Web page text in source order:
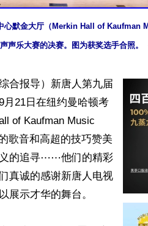
心默金大厅（Merkin Hall of Kaufman
声乐大赛的决赛。图为获奖选手合照。
合报导）新唐人第九届
21日在纽约曼哈顿考
of Kaufman Music
歌音和高超的技巧赞美
义的追寻⋯⋯他们的精彩
真诚的感谢新唐人电视
展示才华的舞台。